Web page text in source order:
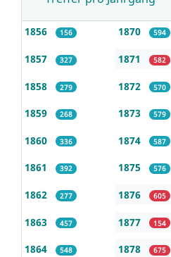
1856 156
1857 327
1858 279
1859 268
1860 336
1861 392
1862 277
1863 457
1864 548
1870 594
1871 582
1872 570
1873 579
1874 587
1875 576
1876 605
1877 154
1878 675